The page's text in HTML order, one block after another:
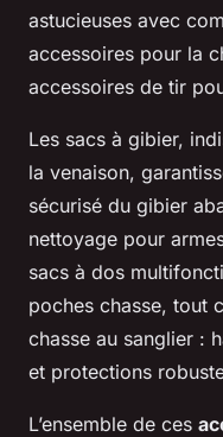
astucieuses avec
accessoires pour la
accessoires de tir
Les sacs à gibier,
la venaison,
sécurisé du gibier
nettoyage pour
sacs à dos
poches chasse, tout
chasse au sanglier :
et protections
L’ensemble de ces